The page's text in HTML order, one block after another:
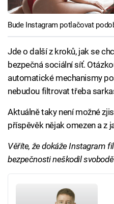
Bude Instagram potlačovat
Jde o další z kroků, jak se
bezpečná sociální síť.
automatické mechanismy
nebudou filtrovat třeba
Aktuálně taky není možné
příspěvěk nějak omezen a z
Věříte, že dokáže Instagram
bezpečnosti neškodil